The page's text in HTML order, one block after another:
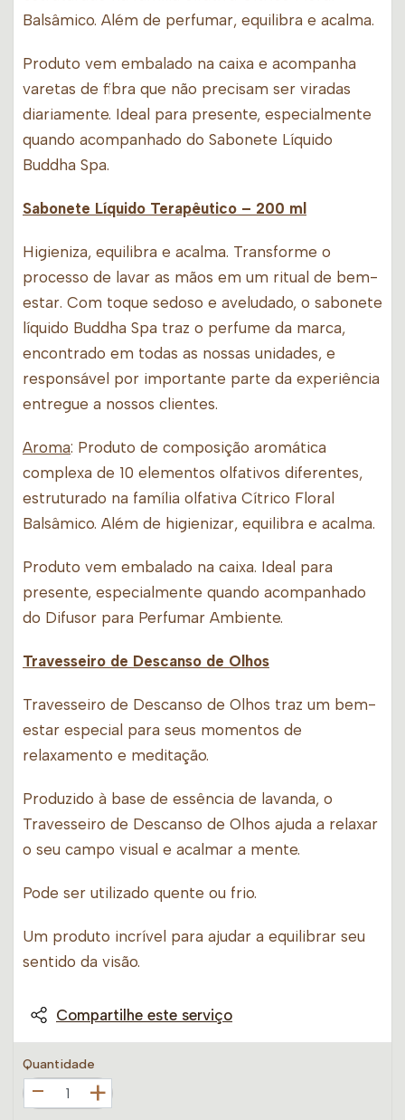
Balsâmico. Além de perfumar, equilibra e acalma.
Produto vem embalado na caixa e acompanha
varetas de fibra que não precisam ser viradas
diariamente. Ideal para presente, especialmente
quando acompanhado do Sabonete Líquido
Buddha Spa.
Sabonete Líquido Terapêutico – 200 ml
Higieniza, equilibra e acalma. Transforme o
processo de lavar as mãos em um ritual de bem-
estar. Com toque sedoso e aveludado, o sabonete
líquido Buddha Spa traz o perfume da marca,
encontrado em todas as nossas unidades, e
responsável por importante parte da experiência
entregue a nossos clientes.
Aroma: Produto de composição aromática
complexa de 10 elementos olfativos diferentes,
estruturado na família olfativa Cítrico Floral
Balsâmico. Além de higienizar, equilibra e acalma.
Produto vem embalado na caixa. Ideal para
presente, especialmente quando acompanhado
do Difusor para Perfumar Ambiente.
Travesseiro de Descanso de Olhos
Travesseiro de Descanso de Olhos traz um bem-
estar especial para seus momentos de
relaxamento e meditação.
Produzido à base de essência de lavanda, o
Travesseiro de Descanso de Olhos ajuda a relaxar
o seu campo visual e acalmar a mente.
Pode ser utilizado quente ou frio.
Um produto incrível para ajudar a equilibrar seu
sentido da visão.
Compartilhe este serviço
Quantidade
+